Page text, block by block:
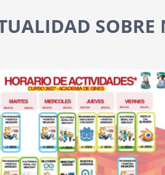
SOBRE